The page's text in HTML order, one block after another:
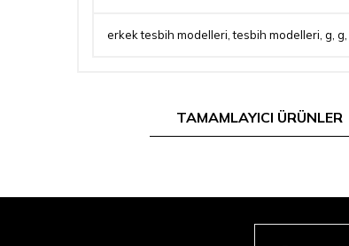
erkek tesbih modelleri ,tesbih modelleri g g
TAMAMLAYICI ÜRÜNLER